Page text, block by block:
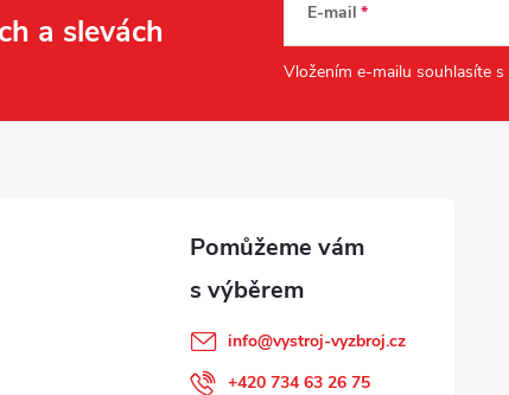
a slevách E-mail
Vložením e-mailu souhlasíte s
info@vystroj-vyzbroj.cz
+420 734 63 26 75